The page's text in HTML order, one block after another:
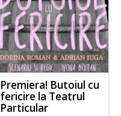
Premiera! Butoiul cu
fericire la Teatrul
Particular